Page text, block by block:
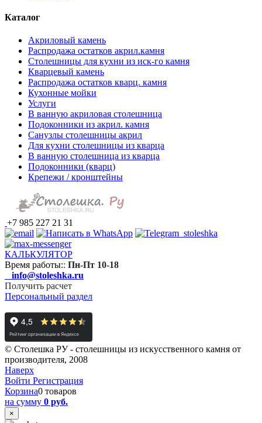
Каталог
Акриловый камень
Распродажа остатков акрил.камня
Столешницы для кухни из иск-го камня
Кварцевый камень
Распродажа остатков кварц. камня
Кухонные мойки
Услуги
В ванную акриловая столешница
Подоконники из акрил. камня
Санузлы столешницы акрил
Для кухни столешницы из кварца
В ванную столешница из кварца
Подоконники (кварц)
Крепежи / кронштейны
+7 985 227 21 31
КАЛЬКУЛЯТОР
Время работы:: Пн-Пт 10-18
info@stoleshka.ru
Получить расчет
Персональный раздел
© Столешка РУ - столешницы из искусственного камня от
производителя, 2008
Наверх
Войти Регистрация
Корзина0 товаров
на сумму 0 руб.
×